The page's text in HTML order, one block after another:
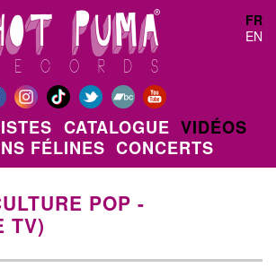
FR
EN
CATALOGUE VIDÉOS
FÉLINES CONCERTS
POP -
TV)